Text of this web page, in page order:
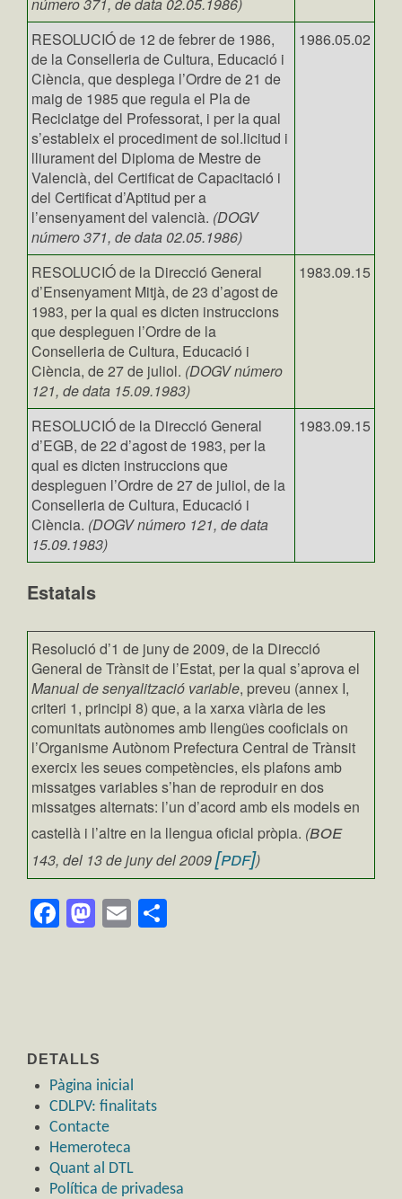
RESOLUCIÓ de 12 de febrer de 1986,
de la Conselleria de Cultura, Educació i
Ciència, que desplega l’Ordre de 21 de
maig de 1985 que regula el Pla de
Reciclatge del Professorat, i per la qual
s’estableix el procediment de sol.licitud i
lliurament del Diploma de Mestre de
Valencià, del Certificat de Capacitació i
del Certificat d’Aptitud per a
l’ensenyament del valencià. (DOGV
número 371, de data 02.05.1986)
1986.05.02
RESOLUCIÓ de la Direcció General
d’Ensenyament Mitjà, de 23 d’agost de
1983, per la qual es dicten instruccions
que despleguen l’Ordre de la
Conselleria de Cultura, Educació i
Ciència, de 27 de juliol. (DOGV número
121, de data 15.09.1983)
1983.09.15
RESOLUCIÓ de la Direcció General
d’EGB, de 22 d’agost de 1983, per la
qual es dicten instruccions que
despleguen l’Ordre de 27 de juliol, de la
Conselleria de Cultura, Educació i
Ciència. (DOGV número 121, de data
15.09.1983)
1983.09.15
Estatals
Resolució d’1 de juny de 2009, de la Direcció
General de Trànsit de l’Estat, per la qual s’aprova el
Manual de senyalització variable, preveu (annex I,
criteri 1, principi 8) que, a la xarxa viària de les
comunitats autònomes amb llengües cooficials on
l’Organisme Autònom Prefectura Central de Trànsit
exercix les seues competències, els plafons amb
missatges variables s’han de reproduir en dos
missatges alternats: l’un d’acord amb els models en
castellà i l’altre en la llengua oficial pròpia. (boe
143, del 13 de juny del 2009[pdf])
Facebook
Mastodon
Email
DETALLS
Pàgina inicial
CDLPV: finalitats
Contacte
Hemeroteca
Quant al DTL
Política de privadesa